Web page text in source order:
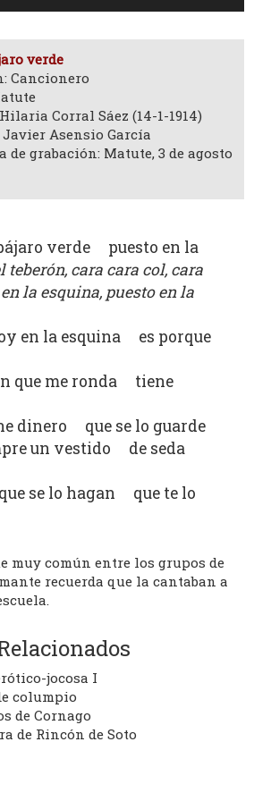
verde
Cancionero
Corral Sáez (14-1-1914)
Asensio García
de grabación: Matute, 3 de agosto
verde puesto en la
teberón, cara cara col, cara
la esquina, puesto en la
en la esquina es porque
que me ronda tiene
dinero que se lo guarde
un vestido de seda
se lo hagan que te lo
muy común entre los grupos de
recuerda que la cantaban a
jocosa I
columpio
de Cornago
de Rincón de Soto